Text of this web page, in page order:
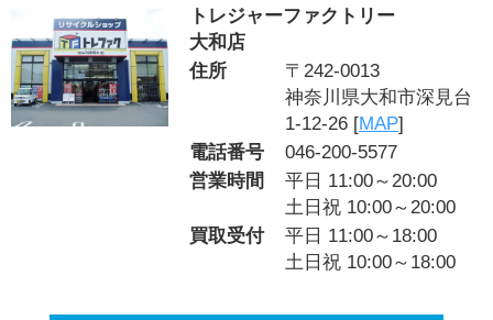
トレジャーファクトリー
大和店
住所
〒242-0013
神奈川県大和市深見台
1-12-26 [MAP]
電話番号
046-200-5577
営業時間
平日 11:00～20:00
土日祝 10:00～20:00
買取受付
平日 11:00～18:00
土日祝 10:00～18:00